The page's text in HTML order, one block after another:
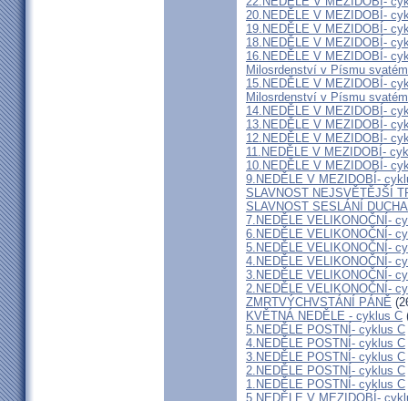
20.NEDĚLE V MEZIDOBÍ-
19.NEDĚLE V MEZIDOBÍ-
18.NEDĚLE V MEZIDOBÍ-
16.NEDĚLE V MEZIDOBÍ-
Milosrdenství v Písmu
15.NEDĚLE V MEZIDOBÍ-
Milosrdenství v Písmu
14.NEDĚLE V MEZIDOBÍ-
13.NEDĚLE V MEZIDOBÍ-
12.NEDĚLE V MEZIDOBÍ-
11.NEDĚLE V MEZIDOBÍ-
10.NEDĚLE V MEZIDOBÍ-
9.NEDĚLE V MEZIDOBÍ-
SLAVNOST NEJSVĚTĚJŠÍ
SLAVNOST SESLÁNÍ
7.NEDĚLE VELIKONOČNÍ-
6.NEDĚLE VELIKONOČNÍ-
5.NEDĚLE VELIKONOČNÍ-
4.NEDĚLE VELIKONOČNÍ-
3.NEDĚLE VELIKONOČNÍ-
2.NEDĚLE VELIKONOČNÍ-
ZMRTVÝCHVSTÁNÍ PÁNĚ
KVĚTNÁ NEDĚLE - cyklus C
5.NEDĚLE POSTNÍ- cyklus C
4.NEDĚLE POSTNÍ- cyklus C
3.NEDĚLE POSTNÍ- cyklus C
2.NEDĚLE POSTNÍ- cyklus C
1.NEDĚLE POSTNÍ- cyklus C
5.NEDĚLE V MEZIDOBÍ-